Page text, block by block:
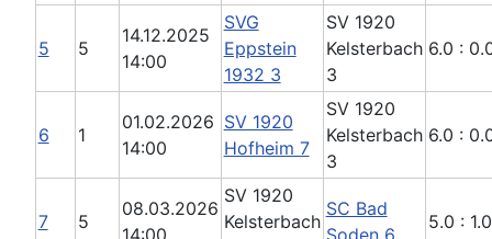
5 5
14.12.2025
14:00
SVG
Eppstein
1932 3
SV 1920
Kelsterbach
3
6.0 :
6 1
01.02.2026
14:00
SV 1920
Hofheim 7
SV 1920
Kelsterbach
3
6.0 :
7 5
08.03.2026
14:00
SV 1920
Kelsterbach
SC Bad
Soden 6
5.0 : 1.0